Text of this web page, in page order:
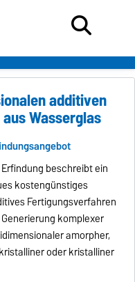
additiven
Wasserglas
Erfindung beschreibt ein
kostengünstiges
Fertigungsverfahren
komplexer
amorpher,
oder kristalliner